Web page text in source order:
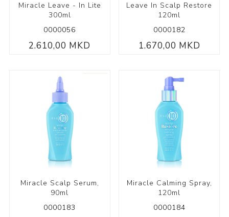
Miracle Leave - In Lite
300ml
0000056
2.610,00 MKD
Leave In Scalp Restore
120ml
0000182
1.670,00 MKD
Miracle Scalp Serum,
90ml
0000183
Miracle Calming Spray,
120ml
0000184